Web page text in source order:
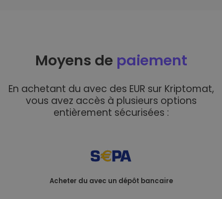
Moyens de paiement
En achetant du avec des EUR sur Kriptomat,
vous avez accès à plusieurs options
entièrement sécurisées :
Acheter du avec un dépôt bancaire